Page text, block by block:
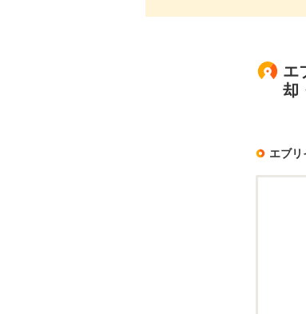
エ
却
エブリ